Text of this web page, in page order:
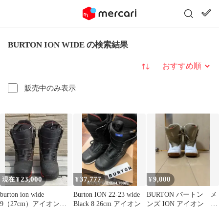
BURTON ION WIDE の検索結果
販売中のみ表示
並び替え
現在 ¥23,000
burton ion wide
9（27cm）アイオンワ
¥37,777
Burton ION 22-23 wide
Black 8 26cm アイオン
¥9,000
BURTON バートン メ
ンズ ION アイオン